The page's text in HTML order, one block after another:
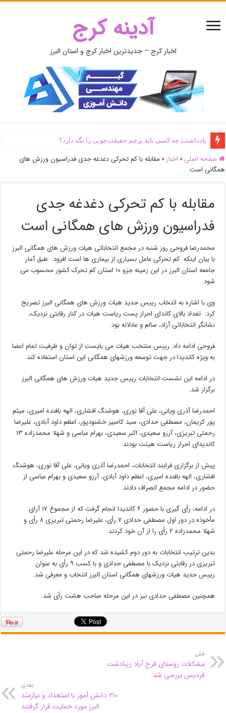
آدینه کرج
اخبار کرج – جدیدترین اخبار کرج و استان البرز
یادداشت| ‌چه کسی باید پرچم حقیقت‌جویی را نگه دارد؟
صفحه اصلی » اخبار » مقابله با کم تحرکی دغدغه جدی فدراسیون ورزش های
همگانی است
مقابله با کم تحرکی دغدغه جدی
فدراسیون ورزش های همگانی است
محمدرضا فروحی روز شنبه در مجمع انتخاباتی هیات ورزش های همگانی البرز
با بیان اینکه کم تحرکی عامل بسیاری از بیماری ها است افزود: طبق آمار
جامعه استان البرز در این زمینه جزو ۱۰ استان کم تحرک کشور محسوب می
شود.
وی با اشاره به انتخاب رییس جدید هیات ورزش های همگانی البرز تصریح
کرد: تعداد بالای کاندای احراز پست ریاست هیات در کنار رقابتی نزدیک،
نشانگر انتخاباتی آزاد، سالم و عادلانه بود.
فروحی ادامه داد: رییس منتخب هیات می بایست از توان و ظرفیت تمام اعضا
به ویژه کاندیدا در جهت توسعه ورزشهای همگانی این استان استفاده کند.
در ادامه این نشست انتخابات رییس جدید هیات ورزش های همگانی البرز
برگزار شد.
احمدرضا آذری ویانی، علی آقا نوری، هوشنگ افشاری، الهه بافنده امیری، میثم
پور کریمان، مصطفی حدادی، سید کامبیز خشنودپور، اعظم داود آبادی، علیرضا
رحمتی تبریزی، آرزو سعیدی، اکبر سعیدی، بهرام عباسی و شهلا محمدزاده ۱۳
کاندیدای احراز ریاست هیئت بودند.
پیش از برگزاری فرایند انتخابات، احمدرضا آذری ویانی، علی آقا نوری، هوشنگ
افشاری، الهه بافنده امیری، اعظم داود آبادی، آرزو سعیدی و بهرام عباسی از
حضور در ادامه مجمع انصراف دادند.
در ادامه، رأی گیری با حضور ۶ کاندیدا انجام گرفت که از مجموع ۱۷ آرای
مأخوذه در دور اول مصطفی حدادی ۷ رأی، علیرضا رحمتی تبریزی ۸ رأی و
شهلا محمدزاده ۲ رأی را از آن خود کردند.
بدین ترتیب انتخابات به دور دوم کشیده شد که در این مرحله علیرضا رحمتی
تبریزی در رقابتی نزدیک با مصطفی حدادی و با کسب ۹ رأی به عنوان
رییس جدید هیات ورزشهای همگانی استان البرز انتخاب و معرفی شد.
همچنین مصطفی حدادی نیز در این مرحله صاحب هشت رأی شد.
قبلی
مشکلات روستای فرخ آباد زیبادشت
فردیس بررسی شد
بعدی
۲۱۰ دانش آموز با استعداد و نیازمند
البرز مورد حمایت قرار گرفتند